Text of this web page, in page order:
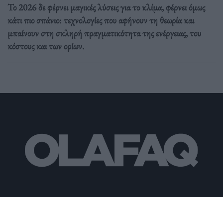
Το 2026 δε φέρνει μαγικές λύσεις για το κλίμα, φέρνει όμως
κάτι πιο σπάνιο: τεχνολογίες που αφήνουν τη θεωρία και
μπαίνουν στη σκληρή πραγματικότητα της ενέργειας, του
κόστους και των ορίων.